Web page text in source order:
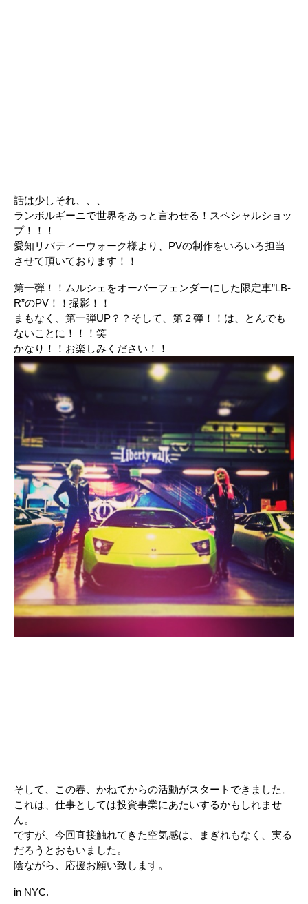
話は少しそれ、、、
ランボルギーニで世界をあっと言わせる！スペシャルショッ
プ！！！
愛知リバティーウォーク様より、PVの制作をいろいろ担当
させて頂いております！！
第一弾！！ムルシェをオーバーフェンダーにした限定車”LB-
R”のPV！！撮影！！
まもなく、第一弾UP？？そして、第２弾！！は、とんでも
ないことに！！！笑
かなり！！お楽しみください！！
そして、この春、かねてからの活動がスタートできました。
これは、仕事としては投資事業にあたいするかもしれませ
ん。
ですが、今回直接触れてきた空気感は、まぎれもなく、実る
だろうとおもいました。
陰ながら、応援お願い致します。
in NYC.